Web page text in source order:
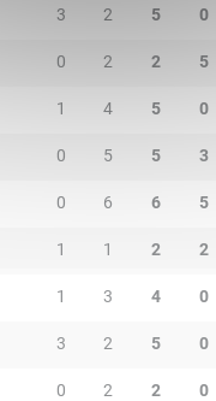
3 2 5 0
0 2 2 5
1 4 5 0
0 5 5 3
0 6 6 5
1 1 2 2
1 3 4 0
3 2 5 0
0 2 2 0